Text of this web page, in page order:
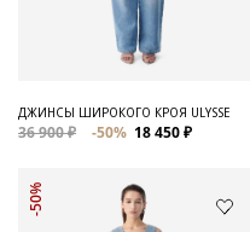
ДЖИНСЫ ШИРОКОГО КРОЯ ULYSSE
36 900 ₽ -50% 18 450 ₽
-50%